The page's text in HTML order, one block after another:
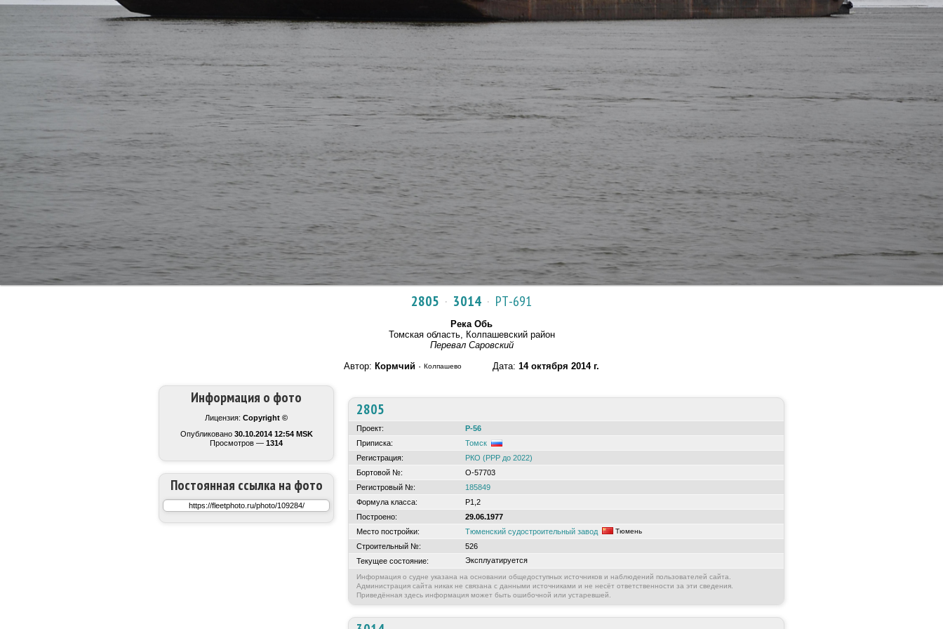
2805 · 3014 · РТ-691
Река Обь
Томская область, Колпашевский район
Перевал Саровский
Автор: Кормчий · Колпашево Дата: 14 октября 2014 г.
Информация о фото
Лицензия: Copyright ©
Опубликовано 30.10.2014 12:54 MSK
Просмотров — 1314
Постоянная ссылка на фото
2805
Проект:
Р-56
Приписка:
Томск
Регистрация:
РКО (РРР до 2022)
Бортовой №:
О-57703
Регистровый №:
185849
Формула класса:
Р1,2
Построено:
29.06.1977
Место постройки:
Тюменский судостроительный завод Тюмень
Строительный №:
526
Текущее состояние:
Эксплуатируется
Информация о судне указана на основании общедоступных источников и наблюдений пользователей сайта.
Администрация сайта никак не связана с данными источниками и не несёт ответственности за эти сведения.
Приведённая здесь информация может быть ошибочной или устаревшей.